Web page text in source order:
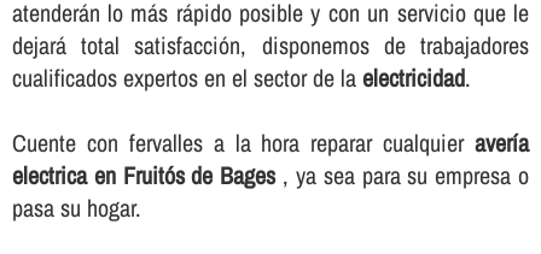
atenderán lo más rápido posible y con un servicio que le
dejará total satisfacción, disponemos de trabajadores
cualificados expertos en el sector de laelectricidad.
Cuente con fervalles a la hora reparar cualquieraverí­a
electrica en Fruitós de Bages, ya sea para su empresa o
pasa su hogar.